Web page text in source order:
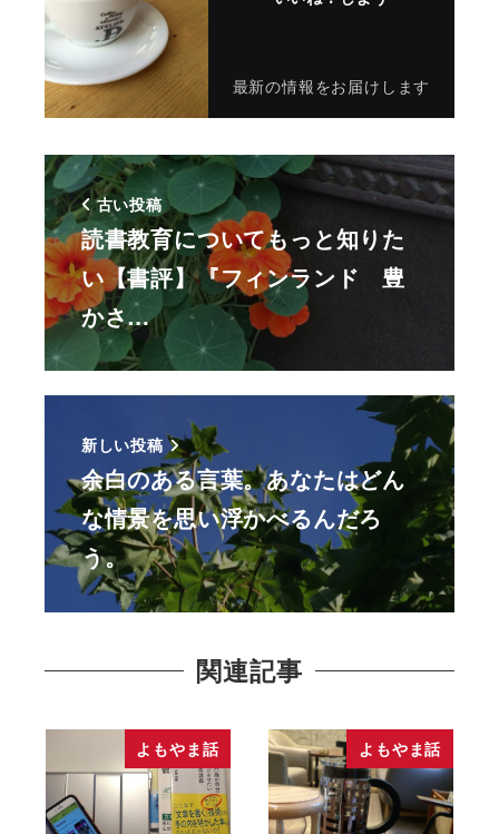
最新の情報をお届けします
古い投稿
読書教育についてもっと知りた
い【書評】『フィンランド 豊
かさ…
新しい投稿
余白のある言葉。あなたはどん
な情景を思い浮かべるんだろ
う。
関連記事
よもやま話 よもやま話